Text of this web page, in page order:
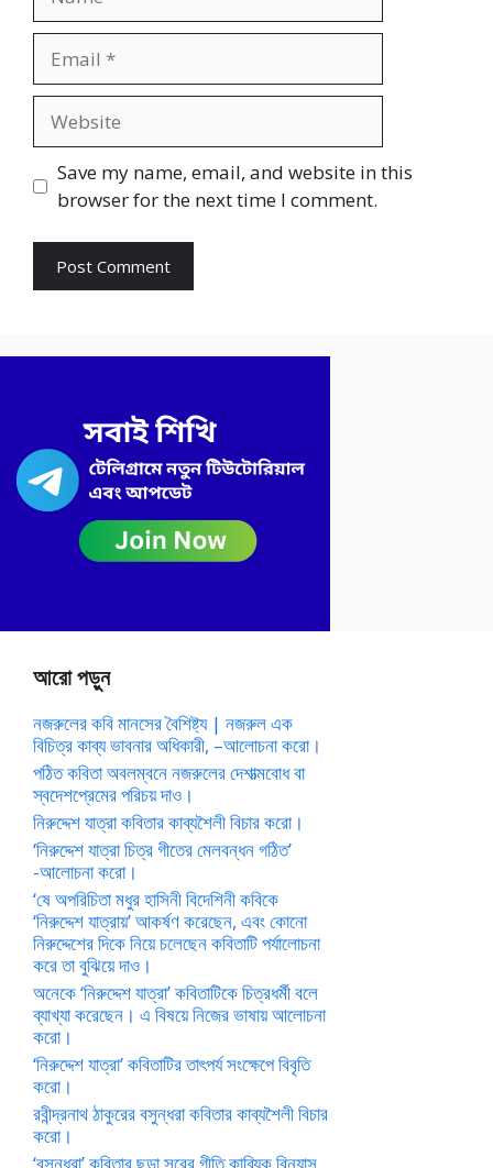
Save my name, email, and website in this
browser for the next time I comment.
আরো পড়ুন
নজরুলের কবি মানসের বৈশিষ্ট্য | নজরুল এক
বিচিত্র কাব্য ভাবনার অধিকারী, –আলোচনা করো।
পঠিত কবিতা অবলম্বনে নজরুলের দেশাত্মবোধ বা
স্বদেশপ্রেমের পরিচয় দাও।
নিরুদ্দেশ যাত্রা কবিতার কাব্যশৈলী বিচার করো।
‘নিরুদ্দেশ যাত্রা চিত্র গীতের মেলবন্ধন গঠিত’
-আলোচনা করো।
‘ষে অপরিচিতা মধুর হাসিনী বিদেশিনী কবিকে
‘নিরুদ্দেশ যাত্রায়’ আকর্ষণ করেছেন, এবং কোনো
নিরুদ্দেশের দিকে নিয়ে চলেছেন কবিতাটি পর্যালোচনা
করে তা বুঝিয়ে দাও।
অনেকে ‘নিরুদ্দেশ যাত্রা’ কবিতাটিকে চিত্রধর্মী বলে
ব্যাখ্যা করেছেন। এ বিষয়ে নিজের ভাষায় আলোচনা
করো।
‘নিরুদ্দেশ যাত্রা’ কবিতাটির তাৎপর্য সংক্ষেপে বিবৃতি
করো।
রবীন্দ্রনাথ ঠাকুরের বসুন্ধরা কবিতার কাব্যশৈলী বিচার
করো।
‘বসুন্ধরা’ কবিতার ছড়া সুরের গীতি কাব্যিক বিন্যাস